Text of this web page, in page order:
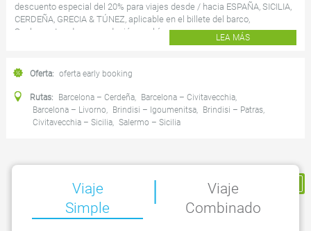
descuento especial del 20% para viajes desde / hacia ESPAÑA, SICILIA,
CERDEÑA, GRECIA & TÚNEZ, aplicable en el billete del barco,
Suplementos de acomodación y vehíc...
LEA MÁS
Oferta: oferta early booking
Rutas: Barcelona – Cerdeña, Barcelona – Civitavecchia,
Barcelona – Livorno, Brindisi – Igoumenitsa, Brindisi – Patras,
Civitavecchia – Sicilia, Salermo – Sicilia
Mi Reserva
Viaje
Simple
|
Viaje
Combinado